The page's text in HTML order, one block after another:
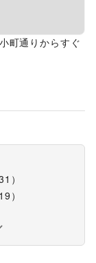
町通りからすぐ
）
19 ）